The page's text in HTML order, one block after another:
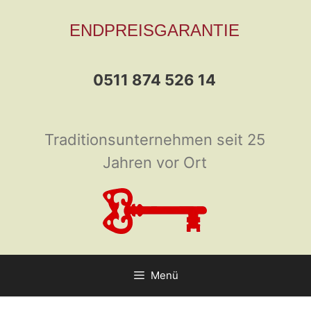
ENDPREISGARANTIE
0511 874 526 14
Traditionsunternehmen seit 25
Jahren vor Ort
Menü